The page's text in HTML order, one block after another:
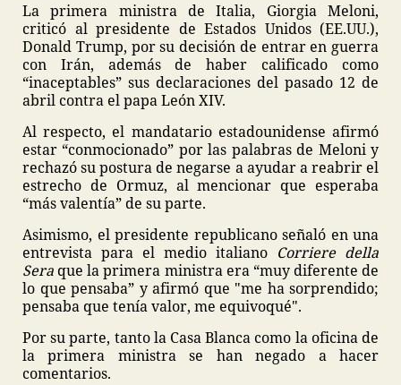
La primera ministra de Italia, Giorgia Meloni,
criticó al presidente de Estados Unidos (EE.UU.),
Donald Trump, por su decisión de entrar en guerra
con Irán, además de haber calificado como
“inaceptables” sus declaraciones del pasado 12 de
abril contra el papa León XIV.
Al respecto, el mandatario estadounidense afirmó
estar “conmocionado” por las palabras de Meloni y
rechazó su postura de negarse a ayudar a reabrir el
estrecho de Ormuz, al mencionar que esperaba
“más valentía” de su parte.
Asimismo, el presidente republicano señaló en una
entrevista para el medio italiano Corriere della
Seraque la primera ministra era “muy diferente de
lo que pensaba” y afirmó que "me ha sorprendido;
pensaba que tenía valor, me equivoqué".
Por su parte, tanto la Casa Blanca como la oficina de
la primera ministra se han negado a hacer
comentarios.